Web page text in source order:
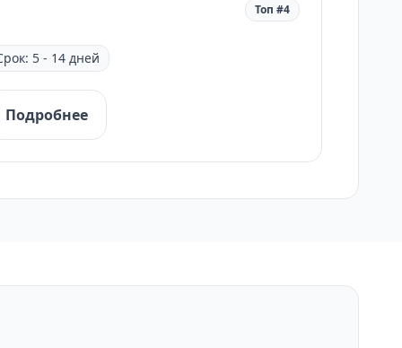
Топ #4
5 - 14 дней
Подробнее